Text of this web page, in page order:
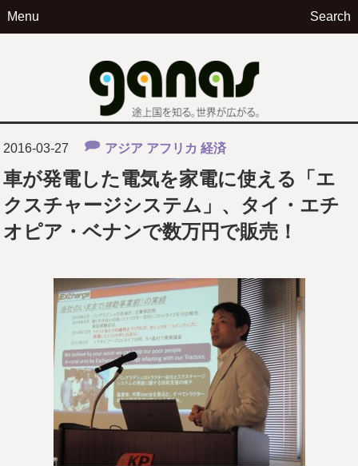
Menu Search
2016-03-27 アジア アフリカ 経済
車が発電した電気を家電に使える「エ
クスチャージシステム」、タイ・エチ
オピア・ベナンで数万円で販売！